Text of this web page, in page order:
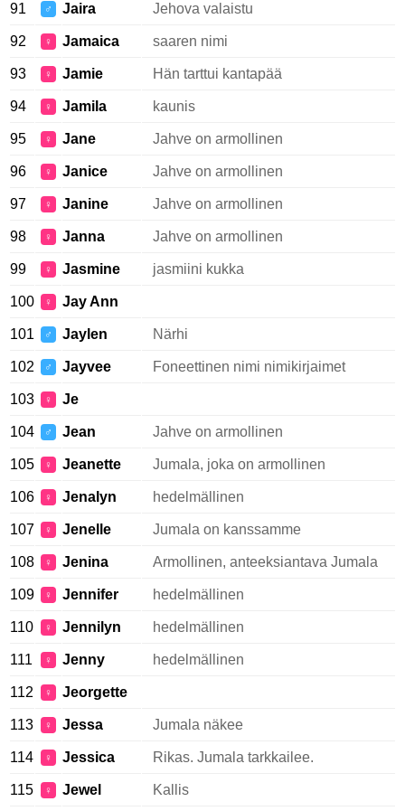
91 ♂ Jaira Jehova valaistu
92 ♀ Jamaica saaren nimi
93 ♀ Jamie Hän tarttui kantapää
94 ♀ Jamila kaunis
95 ♀ Jane Jahve on armollinen
96 ♀ Janice Jahve on armollinen
97 ♀ Janine Jahve on armollinen
98 ♀ Janna Jahve on armollinen
99 ♀ Jasmine jasmiini kukka
100 ♀ Jay Ann
101 ♂ Jaylen Närhi
102 ♂ Jayvee Foneettinen nimi nimikirjaimet
103 ♀ Je
104 ♂ Jean Jahve on armollinen
105 ♀ Jeanette Jumala, joka on armollinen
106 ♀ Jenalyn hedelmällinen
107 ♀ Jenelle Jumala on kanssamme
108 ♀ Jenina Armollinen, anteeksiantava Jumala
109 ♀ Jennifer hedelmällinen
110 ♀ Jennilyn hedelmällinen
111 ♀ Jenny hedelmällinen
112 ♀ Jeorgette
113 ♀ Jessa Jumala näkee
114 ♀ Jessica Rikas. Jumala tarkkailee.
115 ♀ Jewel Kallis